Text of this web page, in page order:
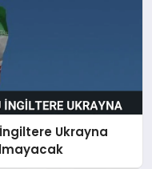
Ukrayna